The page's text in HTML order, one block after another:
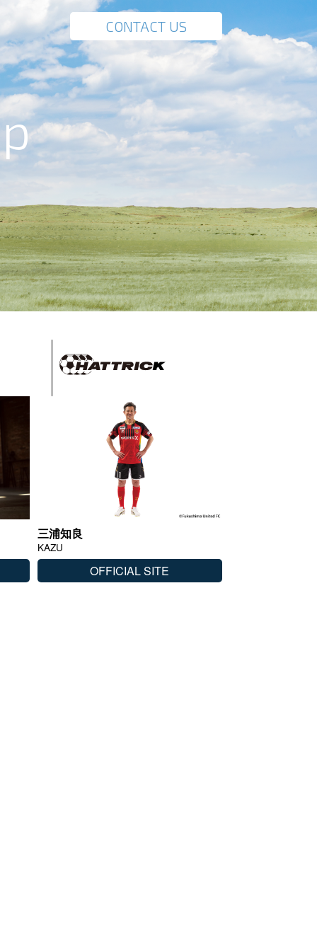
CONTACT US
三浦知良
KAZU
OFFICIAL SITE